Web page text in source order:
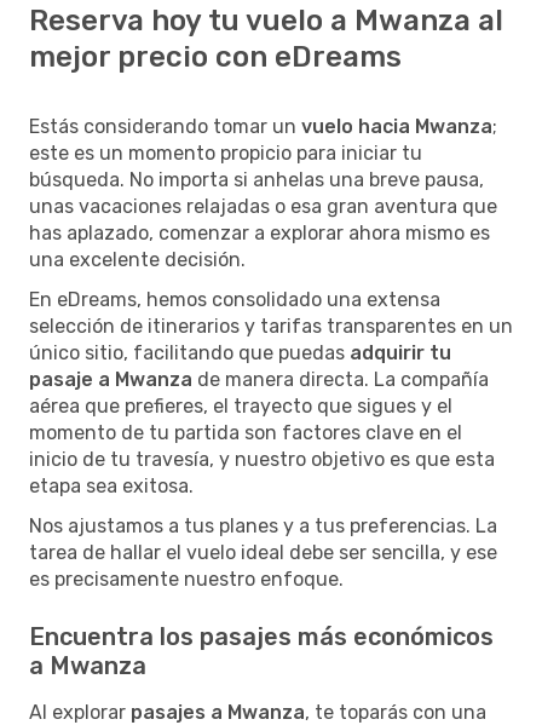
Reserva hoy tu vuelo a Mwanza al
mejor precio con eDreams
Estás considerando tomar un vuelo hacia Mwanza;
este es un momento propicio para iniciar tu
búsqueda. No importa si anhelas una breve pausa,
unas vacaciones relajadas o esa gran aventura que
has aplazado, comenzar a explorar ahora mismo es
una excelente decisión.
En eDreams, hemos consolidado una extensa
selección de itinerarios y tarifas transparentes en un
único sitio, facilitando que puedas adquirir tu
pasaje a Mwanza de manera directa. La compañía
aérea que prefieres, el trayecto que sigues y el
momento de tu partida son factores clave en el
inicio de tu travesía, y nuestro objetivo es que esta
etapa sea exitosa.
Nos ajustamos a tus planes y a tus preferencias. La
tarea de hallar el vuelo ideal debe ser sencilla, y ese
es precisamente nuestro enfoque.
Encuentra los pasajes más económicos
a Mwanza
Al explorar pasajes a Mwanza, te toparás con una